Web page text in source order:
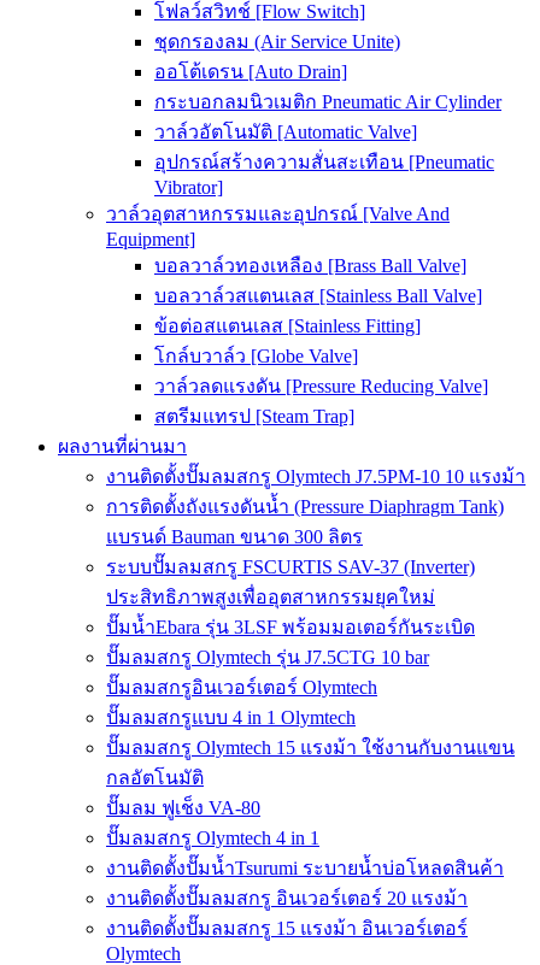
โฟลว์สวิทช์ [Flow Switch]
ชุดกรองลม (Air Service Unite)
ออโต้เดรน [Auto Drain]
กระบอกลมนิวเมติก Pneumatic Air Cylinder
วาล์วอัตโนมัติ [Automatic Valve]
อุปกรณ์สร้างความสั่นสะเทือน [Pneumatic
Vibrator]
วาล์วอุตสาหกรรมและอุปกรณ์ [Valve And
Equipment]
บอลวาล์วทองเหลือง [Brass Ball Valve]
บอลวาล์วสแตนเลส [Stainless Ball Valve]
ข้อต่อสแตนเลส [Stainless Fitting]
โกล์บวาล์ว [Globe Valve]
วาล์วลดแรงดัน [Pressure Reducing Valve]
สตรีมแทรป [Steam Trap]
ผลงานที่ผ่านมา
งานติดตั้งปั๊มลมสกรู Olymtech J7.5PM-10 10 แรงม้า
การติดตั้งถังแรงดันน้ำ (Pressure Diaphragm Tank)
แบรนด์ Bauman ขนาด 300 ลิตร
ระบบปั๊มลมสกรู FSCURTIS SAV-37 (Inverter)
ประสิทธิภาพสูงเพื่ออุตสาหกรรมยุคใหม่
ปั๊มน้ำEbara รุ่น 3LSF พร้อมมอเตอร์กันระเบิด
ปั๊มลมสกรู Olymtech รุ่น J7.5CTG 10 bar
ปั๊มลมสกรูอินเวอร์เตอร์ Olymtech
ปั๊มลมสกรูแบบ 4 in 1 Olymtech
ปั๊มลมสกรู Olymtech 15 แรงม้า ใช้งานกับงานแขน
กลอัตโนมัติ
ปั๊มลม ฟูเช็ง VA-80
ปั๊มลมสกรู Olymtech 4 in 1
งานติดตั้งปั๊มน้ำTsurumi ระบายน้ำบ่อโหลดสินค้า
งานติดตั้งปั๊มลมสกรู อินเวอร์เตอร์ 20 แรงม้า
งานติดตั้งปั๊มลมสกรู 15 แรงม้า อินเวอร์เตอร์
Olymtech